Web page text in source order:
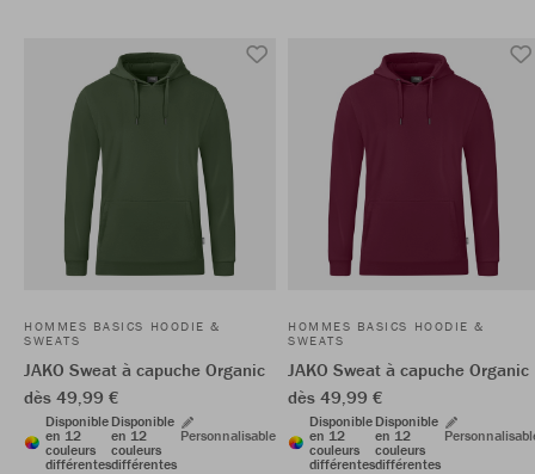
HOMMES BASICS HOODIE &
SWEATS
JAKO Sweat à capuche Organic
dès 49,99 €
Disponible
en 12
couleurs
différentes
Disponible
en 12
couleurs
différentes
Personnalisable
HOMMES BASICS HOODIE &
SWEATS
JAKO Sweat à capuche Organic
dès 49,99 €
Disponible
en 12
couleurs
différentes
Disponible
en 12
couleurs
différentes